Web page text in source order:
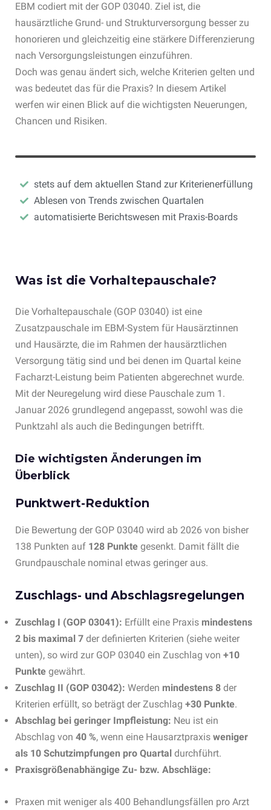
EBM codiert mit der GOP 03040. Ziel ist, die
hausärztliche Grund- und Strukturversorgung besser zu
honorieren und gleichzeitig eine stärkere Differenzierung
nach Versorgungsleistungen einzuführen.
Doch was genau ändert sich, welche Kriterien gelten und
was bedeutet das für die Praxis? In diesem Artikel
werfen wir einen Blick auf die wichtigsten Neuerungen,
Chancen und Risiken.
stets auf dem aktuellen Stand zur Kriterienerfüllung
Ablesen von Trends zwischen Quartalen
automatisierte Berichtswesen mit Praxis-Boards
Was ist die Vorhaltepauschale?
Die Vorhaltepauschale (GOP 03040) ist eine
Zusatzpauschale im EBM-System für Hausärztinnen
und Hausärzte, die im Rahmen der hausärztlichen
Versorgung tätig sind und bei denen im Quartal keine
Facharzt-Leistung beim Patienten abgerechnet wurde.
Mit der Neuregelung wird diese Pauschale zum 1.
Januar 2026 grundlegend angepasst, sowohl was die
Punktzahl als auch die Bedingungen betrifft.
Die wichtigsten Änderungen im
Überblick
Punktwert-Reduktion
Die Bewertung der GOP 03040 wird ab 2026 von bisher
138 Punkten auf 128 Punkte gesenkt. Damit fällt die
Grundpauschale nominal etwas geringer aus.
Zuschlags- und Abschlagsregelungen
Zuschlag I (GOP 03041): Erfüllt eine Praxis mindestens
2 bis maximal 7 der definierten Kriterien (siehe weiter
unten), so wird zur GOP 03040 ein Zuschlag von +10
Punkte gewährt.
Zuschlag II (GOP 03042): Werden mindestens 8 der
Kriterien erfüllt, so beträgt der Zuschlag +30 Punkte.
Abschlag bei geringer Impfleistung: Neu ist ein
Abschlag von 40 %, wenn eine Hausarztpraxis weniger
als 10 Schutzimpfungen pro Quartal durchführt.
Praxisgrößenabhängige Zu- bzw. Abschläge:
Praxen mit weniger als 400 Behandlungsfällen pro Arzt